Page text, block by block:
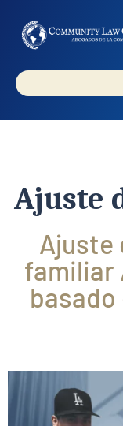
Ajuste
Ajuste
familiar